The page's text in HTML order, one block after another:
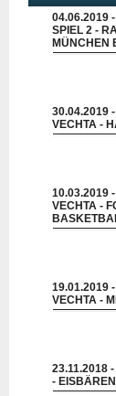
04.06.2019
SPIEL 2 -
MÜNCHEN
30.04.2019
VECHTA -
10.03.2019
VECHTA -
19.01.2019
VECHTA -
23.11.2018
-